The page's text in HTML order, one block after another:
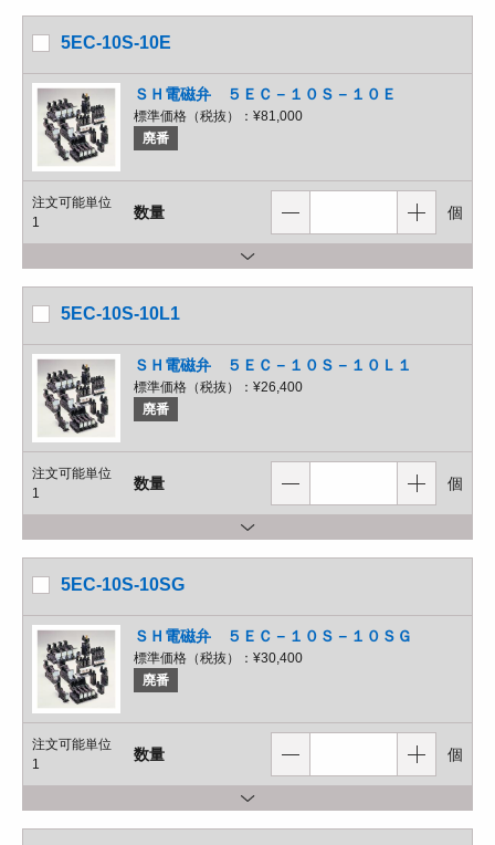
5EC-10S-10E
ＳＨ電磁弁 ５ＥＣ－１０Ｓ－１０Ｅ
標準価格（税抜）： ¥81,000
廃番
注文可能単位
1
数量 個
5EC-10S-10L1
ＳＨ電磁弁 ５ＥＣ－１０Ｓ－１０Ｌ１
標準価格（税抜）： ¥26,400
廃番
注文可能単位
1
数量 個
5EC-10S-10SG
ＳＨ電磁弁 ５ＥＣ－１０Ｓ－１０ＳＧ
標準価格（税抜）： ¥30,400
廃番
注文可能単位
1
数量 個